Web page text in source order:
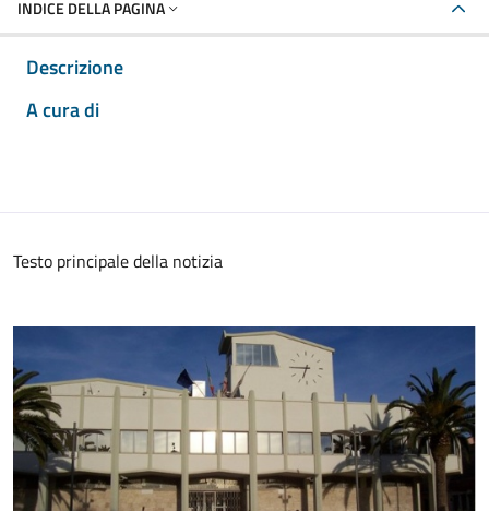
INDICE DELLA PAGINA
Descrizione
A cura di
Testo principale della notizia